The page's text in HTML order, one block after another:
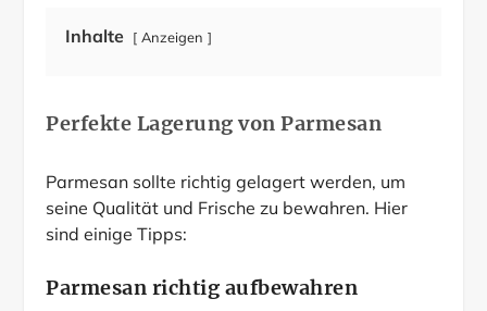
Inhalte Anzeigen
Perfekte Lagerung von Parmesan
Parmesan sollte richtig gelagert werden, um
seine Qualität und Frische zu bewahren. Hier
sind einige Tipps:
Parmesan richtig aufbewahren